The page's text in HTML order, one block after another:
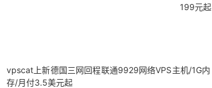
199元起
vpscat上新德国三网回程联通9929网络VPS主机/1G内
存/月付3.5美元起